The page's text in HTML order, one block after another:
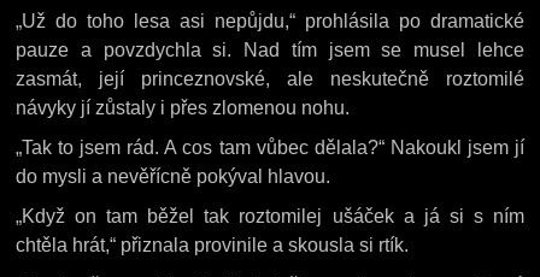
„Už do toho lesa asi nepůjdu,“ prohlásila po dramatické
pauze a povzdychla si. Nad tím jsem se musel lehce
zasmát, její princeznovské, ale neskutečně roztomilé
návyky jí zůstaly i přes zlomenou nohu.
„Tak to jsem rád. A cos tam vůbec dělala?“ Nakoukl jsem jí
do mysli a nevěřícně pokýval hlavou.
„Když on tam běžel tak roztomilej ušáček a já si s ním
chtěla hrát,“ přiznala provinile a skousla si rtík.